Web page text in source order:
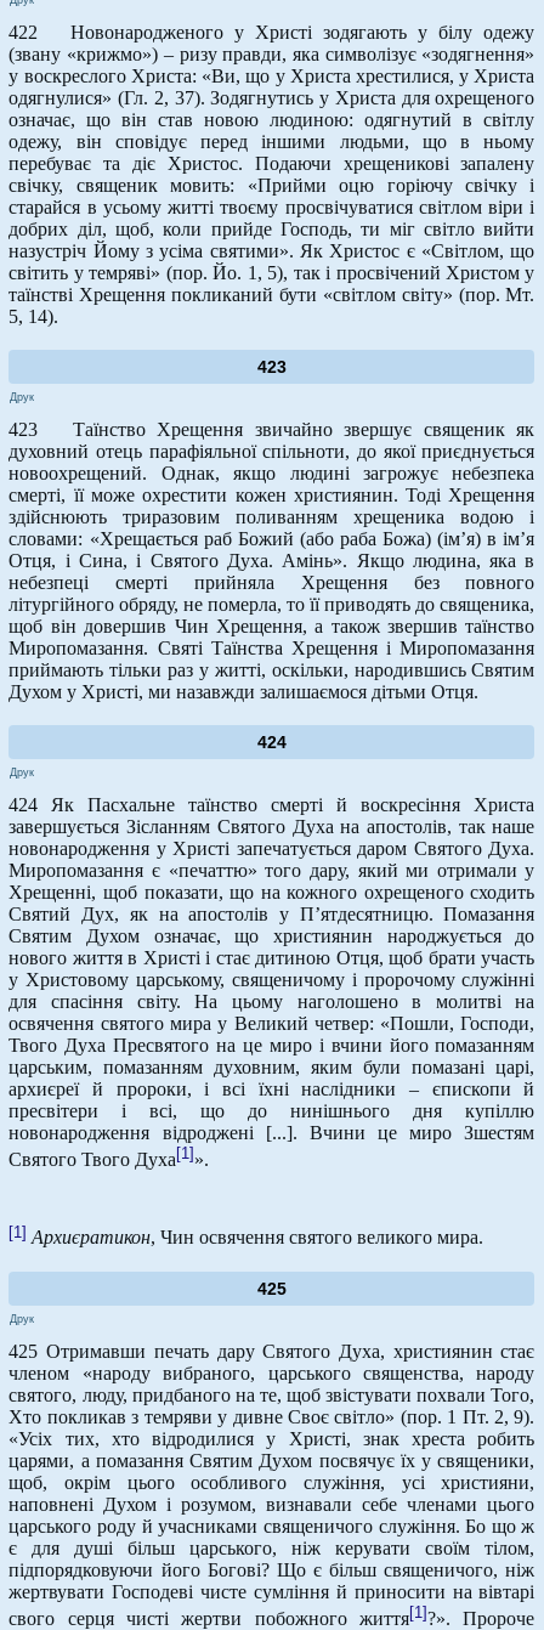
422 Новонародженого у Христі зодягають у білу одежу
(звану «крижмо») – ризу правди, яка символізує «зодягнення»
у воскреслого Христа: «Ви, що у Христа хрестилися, у Христа
одягнулися» (Гл. 2, 37). Зодягнутись у Христа для охрещеного
означає, що він став новою людиною: одягнутий в світлу
одежу, він сповідує перед іншими людьми, що в ньому
перебуває та діє Христос. Подаючи хрещеникові запалену
свічку, священик мовить: «Прийми оцю горіючу свічку і
старайся в усьому житті твоєму просвічуватися світлом віри і
добрих діл, щоб, коли прийде Господь, ти міг світло вийти
назустріч Йому з усіма святими». Як Христос є «Світлом, що
світить у темряві» (пор. Йо. 1, 5), так і просвічений Христом у
таїнстві Хрещення покликаний бути «світлом світу» (пор. Мт.
5, 14).
423
Друк
423 Таїнство Хрещення звичайно звершує священик як
духовний отець парафіяльної спільноти, до якої приєднується
новоохрещений. Однак, якщо людині загрожує небезпека
смерті, її може охрестити кожен християнин. Тоді Хрещення
здійснюють триразовим поливанням хрещеника водою і
словами: «Хрещається раб Божий (або раба Божа) (ім’я) в ім’я
Отця, і Сина, і Святого Духа. Амінь». Якщо людина, яка в
небезпеці смерті прийняла Хрещення без повного
літургійного обряду, не померла, то її приводять до священика,
щоб він довершив Чин Хрещення, а також звершив таїнство
Миропомазання. Святі Таїнства Хрещення і Миропомазання
приймають тільки раз у житті, оскільки, народившись Святим
Духом у Христі, ми назавжди залишаємося дітьми Отця.
424
Друк
424 Як Пасхальне таїнство смерті й воскресіння Христа
завершується Зісланням Святого Духа на апостолів, так наше
новонародження у Христі запечатується даром Святого Духа.
Миропомазання є «печаттю» того дару, який ми отримали у
Хрещенні, щоб показати, що на кожного охрещеного сходить
Святий Дух, як на апостолів у П’ятдесятницю. Помазання
Святим Духом означає, що християнин народжується до
нового життя в Христі і стає дитиною Отця, щоб брати участь
у Христовому царському, священичому і пророчому служінні
для спасіння світу. На цьому наголошено в молитві на
освячення святого мира у Великий четвер: «Пошли, Господи,
Твого Духа Пресвятого на це миро і вчини його помазанням
царським, помазанням духовним, яким були помазані царі,
архиєреї й пророки, і всі їхні наслідники – єпископи й
пресвітери і всі, що до нинішнього дня купіллю
новонародження відроджені [...]. Вчини це миро Зшестям
Святого Твого Духа [1] ».
[1] Архиєратикон, Чин освячення святого великого мира.
425
Друк
425 Отримавши печать дару Святого Духа, християнин стає
членом «народу вибраного, царського священства, народу
святого, люду, придбаного на те, щоб звістувати похвали Того,
Хто покликав з темряви у дивне Своє світло» (пор. 1 Пт. 2, 9).
«Усіх тих, хто відродилися у Христі, знак хреста робить
царями, а помазання Святим Духом посвячує їх у священики,
щоб, окрім цього особливого служіння, усі християни,
наповнені Духом і розумом, визнавали себе членами цього
царського роду й учасниками священичого служіння. Бо що ж
є для душі більш царського, ніж керувати своїм тілом,
підпорядковуючи його Богові? Що є більш священичого, ніж
жертвувати Господеві чисте сумління й приносити на вівтарі
свого серця чисті жертви побожного життя[1]?». Пророче